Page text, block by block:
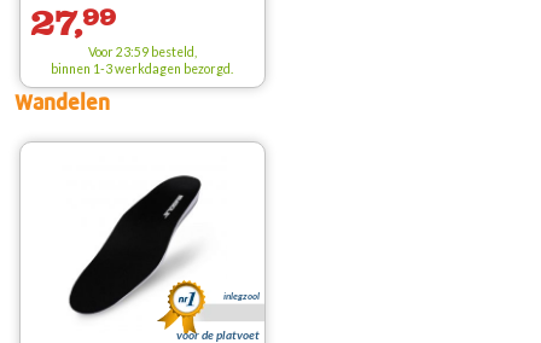
27,99
Voor 23:59 besteld,
binnen 1-3 werkdagen bezorgd.
Wandelen
inlegzool
voor de platvoet